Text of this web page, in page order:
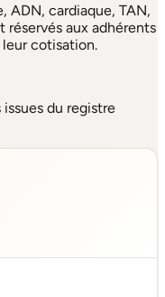
ADN, cardiaque, TAN,
réservés aux adhérents
cotisation.
du registre